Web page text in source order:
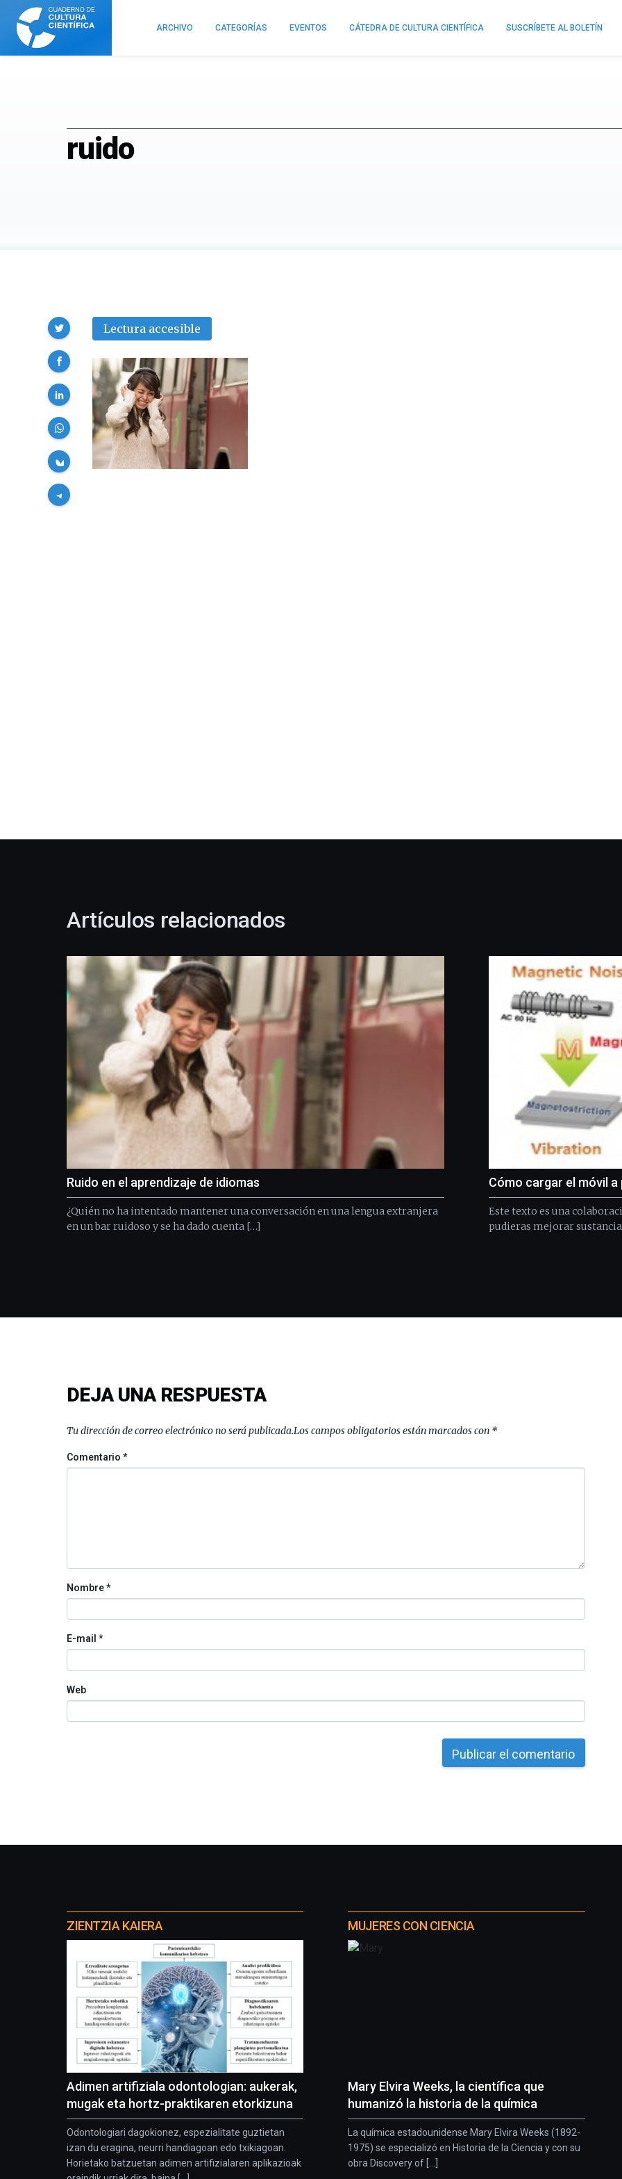
Cuaderno
Cultura
Científica
ARCHIVO CATEGORÍAS EVENTOS CÁTEDRA DE CULTURA CIENTÍFICA SUSCRÍBETE AL BOLETÍN
ruido
Lectura accesible
Compartir
Artículos relacionados
Ruido en el aprendizaje de idiomas
¿Quién no ha intentado mantener una conversación en una lengua extranjera
en un bar ruidoso y se ha dado cuenta […]
Cómo cargar el móvil
Este texto es una
pudieras mejorar
DEJA UNA RESPUESTA
Tu dirección de correo electrónico no será publicada.Los campos obligatorios están marcados con *
Comentario*
Nombre*
E-mail *
Web
proyectos
ZIENTZIA KAIERA
Adimen artifiziala odontologian: aukerak,
mugak eta hortz-praktikaren etorkizuna
Odontologiari dagokionez, espezialitate guztietan
izan du eragina, neurri handiagoan edo txikiagoan.
Horietako batzuetan adimen artifizialaren aplikazioak
MUJERES CON CIENCIA
Mary Elvira Weeks, la científica que
humanizó la historia de la química
La química estadounidense Mary Elvira Weeks (1892-
1975) se especializó en Historia de la Ciencia y con su
obra Discovery of [...]